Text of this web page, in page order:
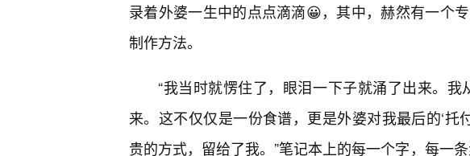
录着外婆一生中的点点滴滴😀，其中，赫然有一个
制作方法。
“我当时就愣住了，眼泪一下子就涌了出来。
来。这不仅仅是一份食谱，更是外婆对我最后的‘托
贵的方式，留给了我。”笔记本上的每一个字，每一